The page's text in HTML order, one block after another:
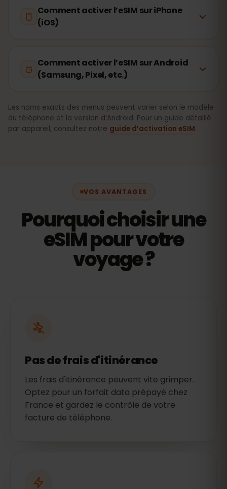
Comment activer l’eSIM sur iPhone
(iOS)
Comment activer l’eSIM sur Android
(Samsung, Pixel, etc.)
Les noms exacts des menus peuvent varier selon le modèle
du téléphone et la version d’Android. Pour un guide détaillé
par appareil, consultez notre guide d’activation eSIM.
VOS AVANTAGES
Pourquoi choisir une
eSIM pour votre
voyage ?
Pas de frais d'itinérance
Les frais d'itinérance peuvent vite grimper.
Optez pour un forfait data prépayé chez
France et gardez le contrôle de votre
facture de téléphone.